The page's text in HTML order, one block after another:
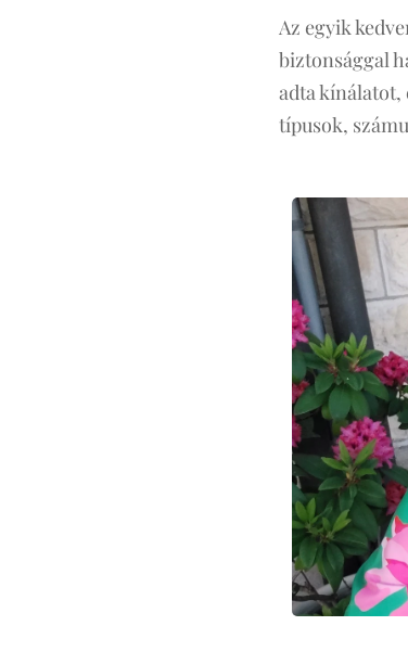
Az egyik
biztonsággal
adta kínálatot,
típusok,